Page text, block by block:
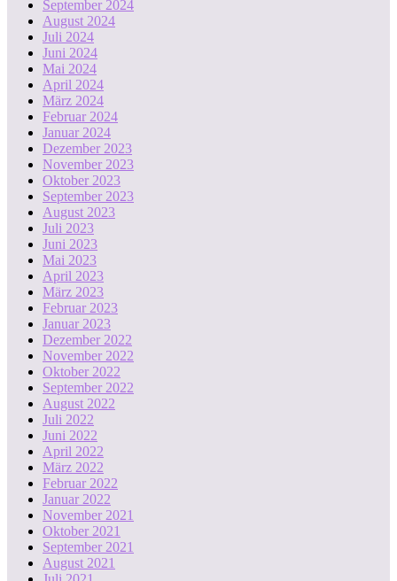
September 2024
August 2024
Juli 2024
Juni 2024
Mai 2024
April 2024
März 2024
Februar 2024
Januar 2024
Dezember 2023
November 2023
Oktober 2023
September 2023
August 2023
Juli 2023
Juni 2023
Mai 2023
April 2023
März 2023
Februar 2023
Januar 2023
Dezember 2022
November 2022
Oktober 2022
September 2022
August 2022
Juli 2022
Juni 2022
April 2022
März 2022
Februar 2022
Januar 2022
November 2021
Oktober 2021
September 2021
August 2021